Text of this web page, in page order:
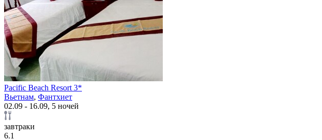
Pacific Beach Resort 3*
Вьетнам, Фантхиет
02.09 - 16.09, 5 ночей
завтраки
6.1